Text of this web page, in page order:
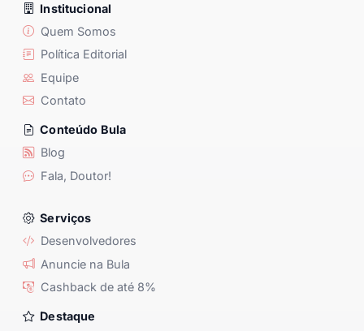
Institucional
Quem Somos
Política Editorial
Equipe
Contato
Conteúdo Bula
Blog
Fala, Doutor!
Serviços
Desenvolvedores
Anuncie na Bula
Cashback de até 8%
Destaque